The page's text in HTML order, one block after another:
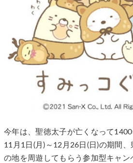
今年は、聖徳太子が亡くなって1400
11月1日(月)～12月26日(日)の期間
の地を周遊してもらう参加型キャン